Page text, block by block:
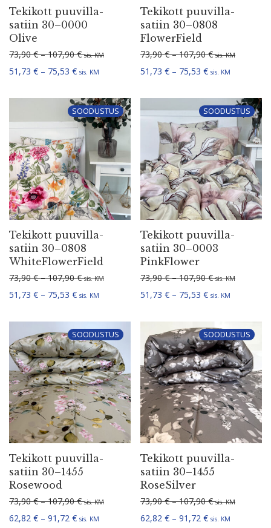
Tekikott puuvil­la­
satiin 30–0000
Olive
73,90€ – 107,90€Hinnavahemik: 73,90 € kuni 107,90 €
sis. KM
51,73 € – 75,53 €Hinnavahemik: 51,73 € kuni 75,53 €
sis. KM
Tekikott puuvil­la­
satiin 30–0808
FlowerField
73,90€ – 107,90€ sis. KM
51,73 € – 75,53 €Hinnavahemik:
sis. KM
SOODUSTUS
Tekikott puuvil­la­
satiin 30–0808
WhiteFlowerField
73,90€ – 107,90€Hinnavahemik: 73,90 € kuni 107,90 €
sis. KM
51,73 € – 75,53 €Hinnavahemik: 51,73 € kuni 75,53 €
sis. KM
SOODUSTUS
Tekikott puuvil­la­
satiin 30–0003
PinkFlower
73,90€ – 107,90€ sis. KM
51,73 € – 75,53 €Hinnavahemik:
sis. KM
SOODUSTUS
Tekikott puuvil­la­
satiin 30–1455
Rosewood
73,90€ – 107,90€Hinnavahemik: 73,90 € kuni 107,90 €
sis. KM
62,82 € – 91,72 €Hinnavahemik: 62,82 € kuni 91,72 €
sis. KM
SOODUSTUS
Tekikott puuvil­la­
satiin 30–1455
RoseSilver
73,90€ – 107,90€ sis. KM
62,82 € – 91,72 €Hinnavahemik:
sis. KM